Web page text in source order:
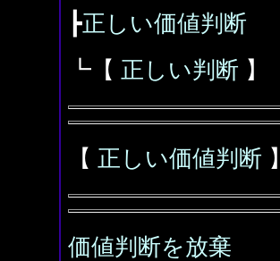
┣正しい価値判断
┗【 正しい判断 】
【 正しい価値判断 】
価値判断を放棄